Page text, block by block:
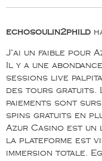
echosoulin2phild
J’ai un faible pour
Il y a une
sessions live
des tours gratuits.
paiements sont
spins gratuits en
Azur Casino est
la plateforme est
immersion totale.